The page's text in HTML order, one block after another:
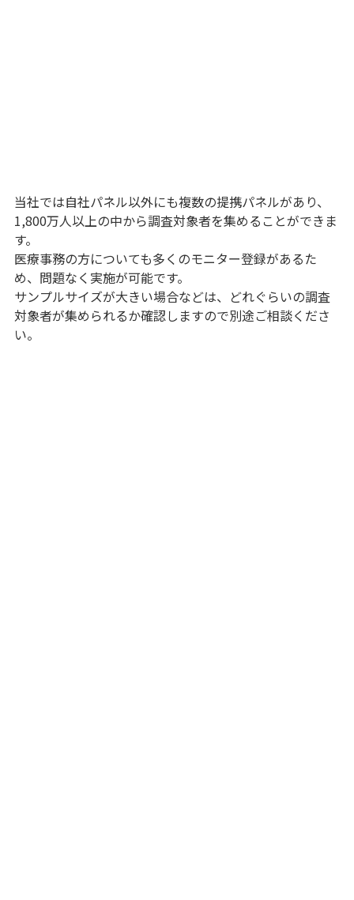
当社では自社パネル以外にも複数の提携パネルがあり、
1,800万人以上の中から調査対象者を集めることができま
す。
医療事務の方についても多くのモニター登録があるた
め、問題なく実施が可能です。
サンプルサイズが大きい場合などは、どれぐらいの調査
対象者が集められるか確認しますので別途ご相談くださ
い。